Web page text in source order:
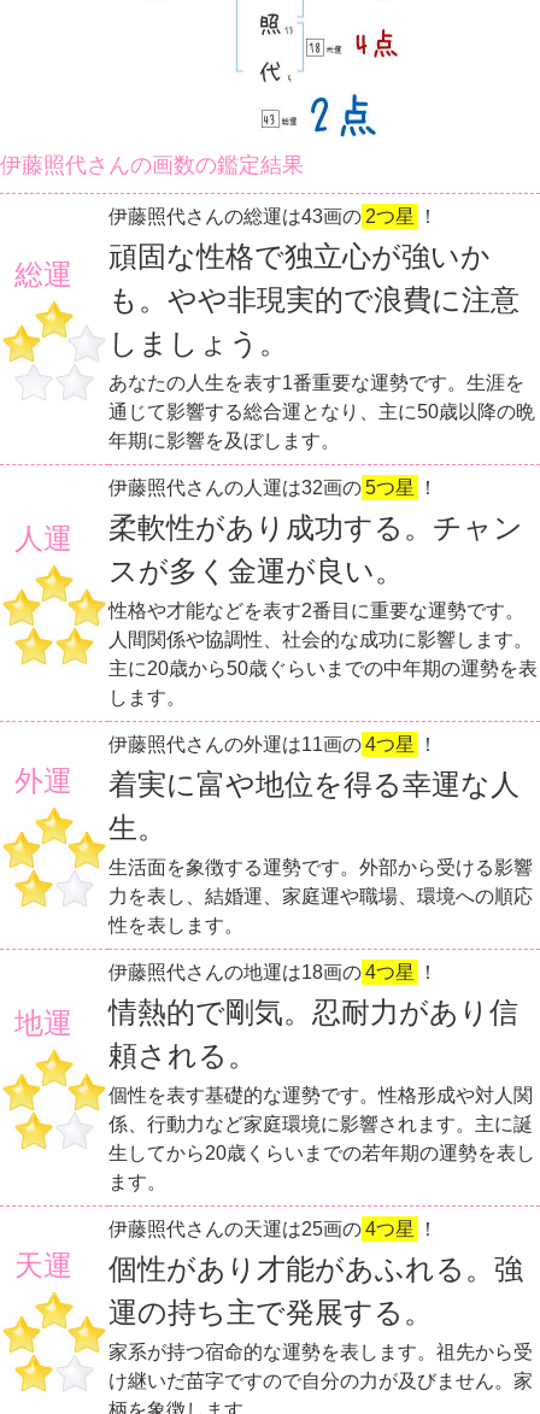
伊藤照代さんの画数の鑑定結果
総運
伊藤照代さんの総運は43画の 2つ星 ！
頑固な性格で独立心が強いか
も。やや非現実的で浪費に注意
しましょう。
あなたの人生を表す1番重要な運勢です。生涯を
通じて影響する総合運となり、主に50歳以降の晩
年期に影響を及ぼします。
人運
伊藤照代さんの人運は32画の5つ星 ！
柔軟性があり成功する。チャン
スが多く金運が良い。
性格や才能などを表す2番目に重要な運勢です。
人間関係や協調性、社会的な成功に影響します。
主に20歳から50歳ぐらいまでの中年期の運勢を表
します。
外運
伊藤照代さんの外運は11画の4つ星 ！
着実に富や地位を得る幸運な人
生。
生活面を象徴する運勢です。外部から受ける影響
力を表し、結婚運、家庭運や職場、環境への順応
性を表します。
地運
伊藤照代さんの地運は18画の4つ星 ！
情熱的で剛気。忍耐力があり信
頼される。
個性を表す基礎的な運勢です。性格形成や対人関
係、行動力など家庭環境に影響されます。主に誕
生してから20歳くらいまでの若年期の運勢を表し
ます。
天運
伊藤照代さんの天運は25画の4つ星 ！
個性があり才能があふれる。強
運の持ち主で発展する。
家系が持つ宿命的な運勢を表します。祖先から受
け継いだ苗字ですので自分の力が及びません。家
柄を象徴します。